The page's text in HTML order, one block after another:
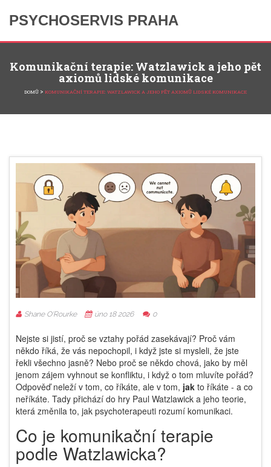
PSYCHOSERVIS PRAHA
Komunikační terapie: Watzlawick a jeho pět
axiomů lidské komunikace
DOMŮ > KOMUNIKAČNÍ TERAPIE: WATZLAWICK A JEHO PĚT AXIOMŮ LIDSKÉ KOMUNIKACE
Shane O'Rourke úno 18 2026 0
Nejste si jistí, proč se vztahy pořád zasekávají? Proč vám
někdo říká, že vás nepochopil, i když jste si mysleli, že jste
řekli všechno jasně? Nebo proč se někdo chová, jako by měl
jenom zájem vyhnout se konfliktu, i když o tom mluvíte pořád?
Odpověď neleží v tom, co říkáte, ale v tom, jak to říkáte - a co
neříkáte. Tady přichází do hry Paul Watzlawick a jeho teorie,
která změnila to, jak psychoterapeuti rozumí komunikaci.
Co je komunikační terapie
podle Watzlawicka?